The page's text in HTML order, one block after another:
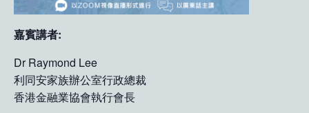
嘉賓講者:
Dr Raymond Lee
利同安家族辦公室行政總裁
香港金融業協會執行會長